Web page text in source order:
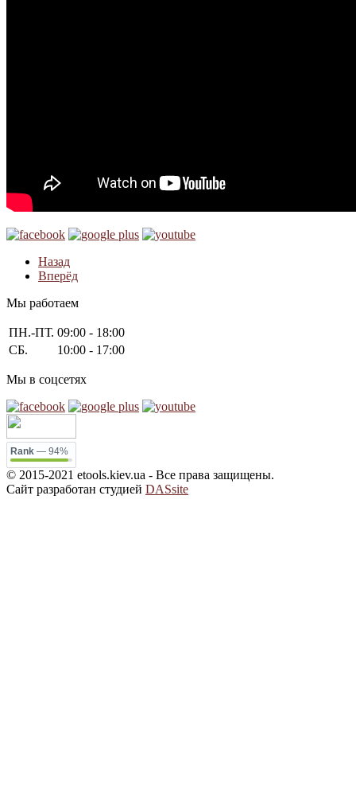
Назад
Вперёд
Мы работаем
ПН.-ПТ. 09:00 - 18:00
СБ.
10:00 - 17:00
Мы в соцсетях
Rank — 94%
© 2015-2021 etools.kiev.ua - Все права защищены.
Сайт разработан студией DASsite